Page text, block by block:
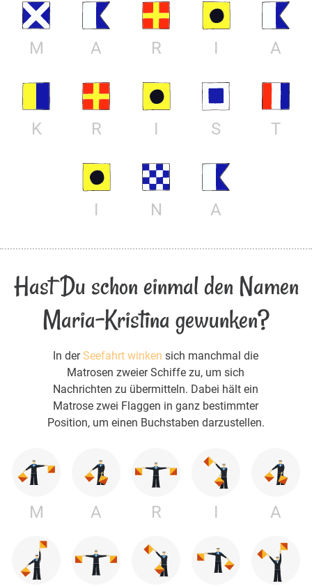
M A R I A
K R I S T
I N A
Hast Du schon einmal den Namen
Maria-Kristina gewunken?
In derSeefahrt winken sich manchmal die
Matrosen zweier Schiffe zu, um sich
Nachrichten zu übermitteln. Dabei hält ein
Matrose zwei Flaggen in ganz bestimmter
Position, um einen Buchstaben darzustellen.
M A R I A